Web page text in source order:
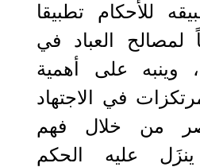
للأحكام تطبيقا
لمصالح العباد في
وينبه على أهمية
في الاجتهاد
من خلال فهم
ينزَل عليه الحكم